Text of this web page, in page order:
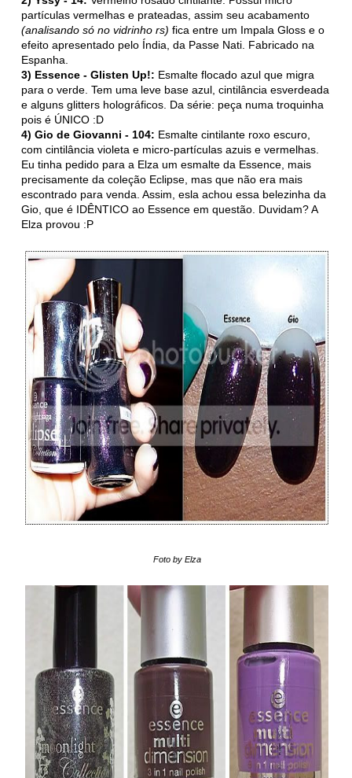
partículas vermelhas e prateadas, assim seu acabamento
(analisando só no vidrinho rs) fica entre um Impala Gloss e o
efeito apresentado pelo Índia, da Passe Nati. Fabricado na
Espanha.
3) Essence - Glisten Up!: Esmalte flocado azul que migra
para o verde. Tem uma leve base azul, cintilância esverdeada
e alguns glitters holográficos. Da série: peça numa troquinha
pois é ÚNICO :D
4) Gio de Giovanni - 104: Esmalte cintilante roxo escuro,
com cintilância violeta e micro-partículas azuis e vermelhas.
Eu tinha pedido para a Elza um esmalte da Essence, mais
precisamente da coleção Eclipse, mas que não era mais
escontrado para venda. Assim, esla achou essa belezinha da
Gio, que é IDÊNTICO ao Essence em questão. Duvidam? A
Elza provou :P
Foto by Elza